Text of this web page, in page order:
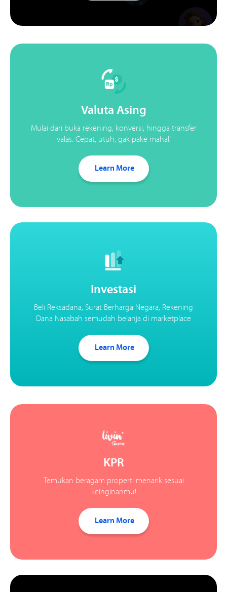
Valuta Asing
Mulai dari buka rekening, konversi, hingga transfer
valas. Cepat, utuh, gak pake mahal!
Learn More
Investasi
Beli Reksadana, Surat Berharga Negara, Rekening
Dana Nasabah semudah belanja di marketplace
Learn More
KPR
Temukan beragam properti menarik sesuai
keinginanmu!
Learn More